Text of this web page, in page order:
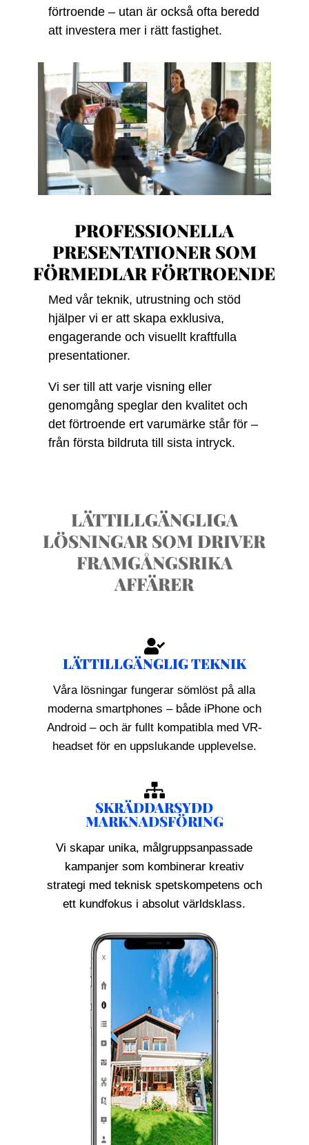
förtroende – utan är också ofta beredd
att investera mer i rätt fastighet.
PROFESSIONELLA
PRESENTATIONER SOM
FÖRMEDLAR FÖRTROENDE
Med vår teknik, utrustning och stöd
hjälper vi er att skapa exklusiva,
engagerande och visuellt kraftfulla
presentationer.
Vi ser till att varje visning eller
genomgång speglar den kvalitet och
det förtroende ert varumärke står för –
från första bildruta till sista intryck.
LÄTTILLGÄNGLIGA
LÖSNINGAR SOM DRIVER
FRAMGÅNGSRIKA
AFFÄRER
LÄTTILLGÄNGLIG TEKNIK
Våra lösningar fungerar sömlöst på alla
moderna smartphones – både iPhone och
Android – och är fullt kompatibla med VR-
headset för en uppslukande upplevelse.
SKRÄDDARSYDD
MARKNADSFÖRING
Vi skapar unika, målgruppsanpassade
kampanjer som kombinerar kreativ
strategi med teknisk spetskompetens och
ett kundfokus i absolut världsklass.